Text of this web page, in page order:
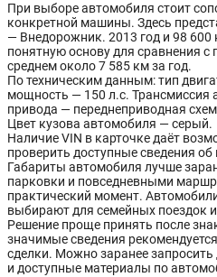
При выборе автомобиля стоит
конкретной машины. Здесь
— Внедорожник. 2013 год и 98
понятную основу для сравнения
среднем около 7 585 км за год.
По техническим данным: тип
мощность — 150 л.с.
привода — переднеприводная
Цвет кузова автомобиля — серый.
Наличие VIN в карточке даёт
проверить доступные сведения
Габариты автомобиля лучше
парковки и повседневными
практический момент.
выбирают для семейных поездок
Решение проще принять после
значимые сведения
сделки. Можно заранее
и доступные материалы по